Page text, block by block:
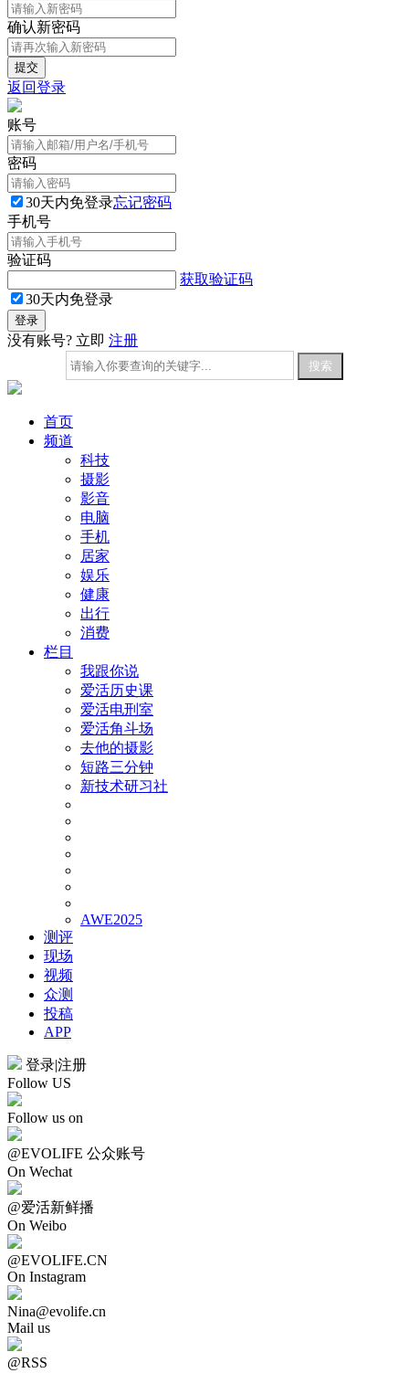
确认新密码
返回登录
账号
密码
30天内免登录忘记密码
手机号
验证码
获取验证码
30天内免登录
没有账号? 立即 注册
首页
频道
科技
摄影
影音
电脑
手机
居家
娱乐
健康
出行
消费
栏目
我跟你说
爱活历史课
爱活电刑室
爱活角斗场
去他的摄影
短路三分钟
新技术研习社
AWE2025
测评
现场
视频
众测
投稿
APP
登录|注册
Follow US
Follow us on
@EVOLIFE 公众账号
On Wechat
@爱活新鲜播
On Weibo
@EVOLIFE.CN
On Instagram
Nina@evolife.cn
Mail us
@RSS